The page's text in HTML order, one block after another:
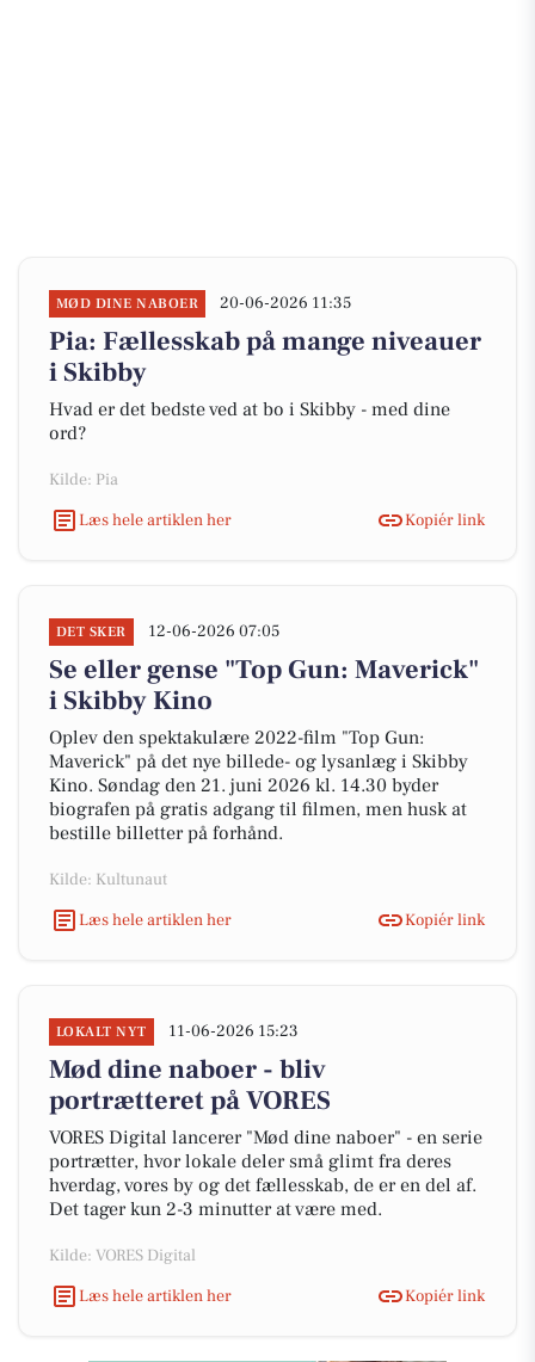
MØD DINE NABOER 20-06-2026 11:35
Pia: Fællesskab på mange niveauer
i Skibby
Hvad er det bedste ved at bo i Skibby - med dine
ord?
Kilde: Pia
Læs hele artiklen her
Kopiér link
DET SKER 12-06-2026 07:05
Se eller gense "Top Gun: Maverick"
i Skibby Kino
Oplev den spektakulære 2022-film "Top Gun:
Maverick" på det nye billede- og lysanlæg i Skibby
Kino. Søndag den 21. juni 2026 kl. 14.30 byder
biografen på gratis adgang til filmen, men husk at
bestille billetter på forhånd.
Kilde: Kultunaut
Læs hele artiklen her
Kopiér link
LOKALT NYT 11-06-2026 15:23
Mød dine naboer - bliv
portrætteret på VORES
VORES Digital lancerer "Mød dine naboer" - en serie
portrætter, hvor lokale deler små glimt fra deres
hverdag, vores by og det fællesskab, de er en del af.
Det tager kun 2-3 minutter at være med.
Kilde: VORES Digital
Læs hele artiklen her
Kopiér link